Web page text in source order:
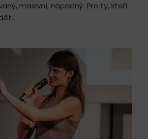
masivní, nápadný. Pro ty, kteří